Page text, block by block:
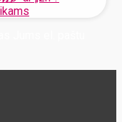
Jums el. paštu